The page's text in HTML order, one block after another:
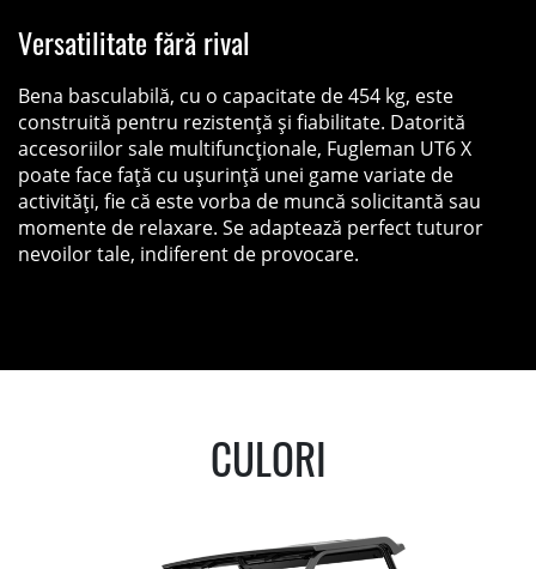
Versatilitate fără rival
Bena basculabilă, cu o capacitate de 454 kg, este
construită pentru rezistență și fiabilitate. Datorită
accesoriilor sale multifuncționale, Fugleman UT6 X
poate face față cu ușurință unei game variate de
activități, fie că este vorba de muncă solicitantă sau
momente de relaxare. Se adaptează perfect tuturor
nevoilor tale, indiferent de provocare.
CULORI